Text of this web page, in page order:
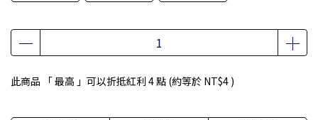
此商品 「 最高 」可以折抵紅利 4點 (約等於 NT$4 )